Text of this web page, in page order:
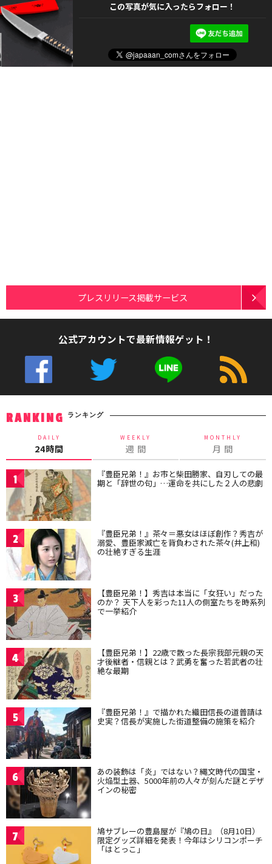
この写真が気に入ったらフォロー！
プレスリリース掲載サービス
公式アカウントで最新情報ゲット！
RANKING ランキング
DAILY
24時間
WEEKLY
週 間
MONTHLY
月 間
1 『豊臣兄弟！』お市と柴田勝家、自刃しての最
期と「辞世の句」…運命を共にした２人の悲劇
2 『豊臣兄弟！』茶々＝悪女はほぼ創作？秀吉が
溺愛、豊臣家滅亡を背負わされた茶々(井上和)
の壮絶すぎる生涯
3 【豊臣兄弟！】秀吉は本当に「女狂い」だった
のか？ 天下人を彩った11人の側室たちを時系列
で一挙紹介
4 【豊臣兄弟！】22歳で散った長宗我部元親の天
才後継者・信親とは？武勇を奮った若武者の壮
絶な最期
5 『豊臣兄弟！』で描かれた織田信長の道普請は
史実？信長が実施した街道整備の施策を紹介
6 あの装飾は「炎」ではない？縄文時代の国宝・
火焔型土器、5000年前の人々が刻んだ謎とデザ
インの秘密
7 鳩サブレーの豊島屋が『鳩の日』（8月10日）
限定グッズ詳細を発表！今年はシリコンポーチ
「はとっこ」